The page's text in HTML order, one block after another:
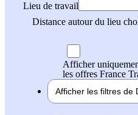
Lieu de travail
Distance autour du lieu
Afficher
les offres France
Afficher les filtres de